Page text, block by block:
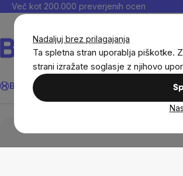
Nadaljuj brez prilagajanja
Ta spletna stran uporablja piškotke.
strani izražate soglasje z njihovo
Preskoči
Več kot 200.000 preverjenih ocen
Išči
BrainMax®
Prehranska dopolnila in prehrana